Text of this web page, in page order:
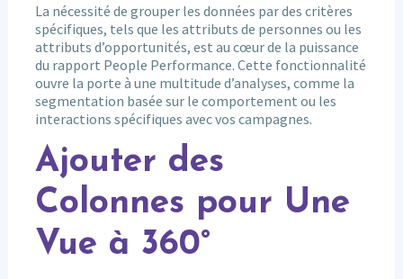
La nécessité de grouper les données par des critères
spécifiques, tels que les attributs de personnes ou les
attributs d’opportunités, est au cœur de la puissance
du rapport People Performance. Cette fonctionnalité
ouvre la porte à une multitude d’analyses, comme la
segmentation basée sur le comportement ou les
interactions spécifiques avec vos campagnes.
Ajouter des
Colonnes pour Une
Vue à 360°